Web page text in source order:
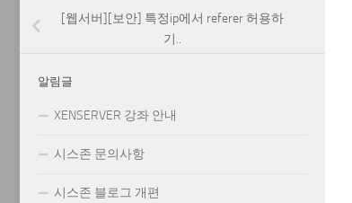
[웹서버][보안] 특정ip에서 referer 허용하
기..
알림글
XENSERVER 강좌 안내
시스존 문의사항
시스존 블로그 개편